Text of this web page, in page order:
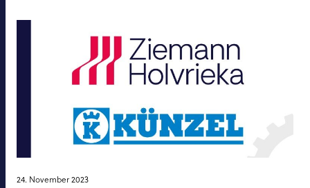
24. November 2023